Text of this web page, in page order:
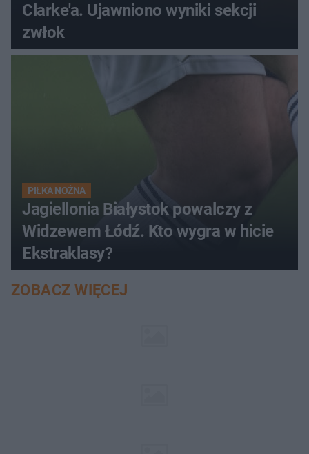
Clarke'a. Ujawniono wyniki sekcji
zwłok
PIŁKA NOŻNA
Jagiellonia Białystok powalczy z
Widzewem Łódź. Kto wygra w hicie
Ekstraklasy?
ZOBACZ WIĘCEJ